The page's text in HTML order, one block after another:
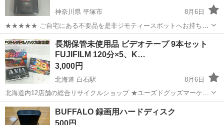
神奈川県 平塚市
8月6日
★★★★★ ご自宅にある不要品を是非ジモティースポットへお持ち込
みしませんか？ 家電、趣味・スポーツ・レジャー用品、こども用品、
衣料服飾品、生活雑貨、家具、本、CD・DVDなどが無料でまとめて持
ち込めます！ ※詳細はこ...
神奈川 平塚市 映像プレーヤー、レコーダー ビデオテープ
長期保管未使用品 ビデオテープ 9本セット
FUJIFILM 120分×5、K…
3,000円
北海道 白石駅
8月6日
北海道内12店舗の総合リサイクルショップ ★ユーズドグッズマーケッ
ト★ アウトレットモノハウス白石店 ※営業時間外のお問い合わせは
翌営業日に順次ご返答させていただきます。 営業時間 9:30～
19:30 ...
北海道 札幌市 映像プレーヤー、レコーダー
FUJIFILM
BUFFALO 録画用ハードディスク
500円